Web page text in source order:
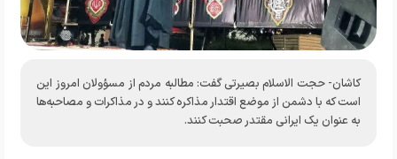
کاشان- حجت الاسلام بصیرتی گفت: مطالبه مردم از مسؤولان امروز این
است که با دشمن از موضع اقتدار مذاکره کنند و در مذاکرات و مصاحبه‌ها
به عنوان یک ایرانی مقتدر صحبت کنند.